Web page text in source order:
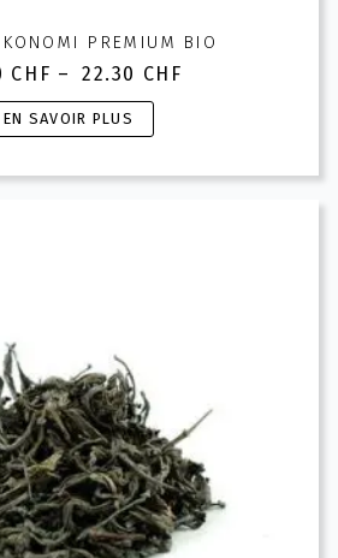
PREMIUM BIO
CHF – 22.30 CHF
Plage
de
prix :
à
EN SAVOIR PLUS